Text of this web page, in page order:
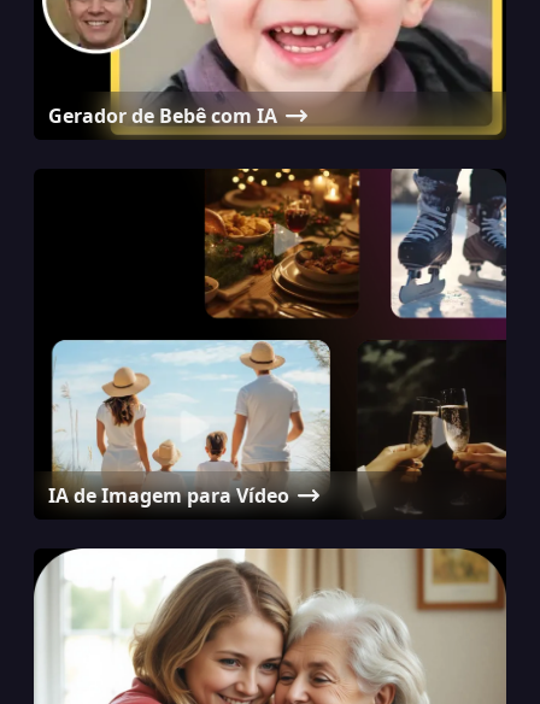
Gerador de Bebê com IA
IA de Imagem para Vídeo